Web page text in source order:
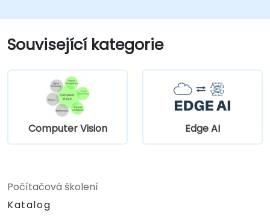
Související kategorie
Computer Vision Edge AI
Počítačová školení
Katalog